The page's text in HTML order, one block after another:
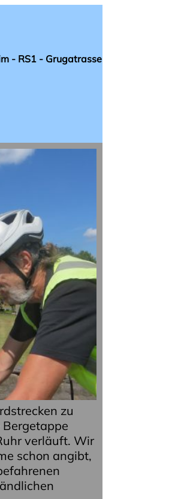
- RS1 - Grugatrasse
zu
Bergetappe
verläuft. Wir
schon angibt,